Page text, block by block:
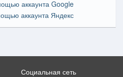
Социальная сеть